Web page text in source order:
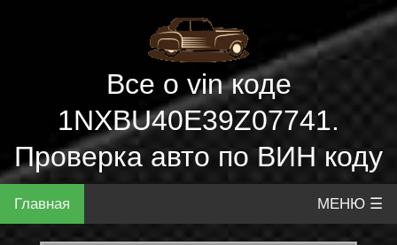
Все о vin коде
1NXBU40E39Z07741.
Проверка авто по ВИН коду
Главная МЕНЮ ☰